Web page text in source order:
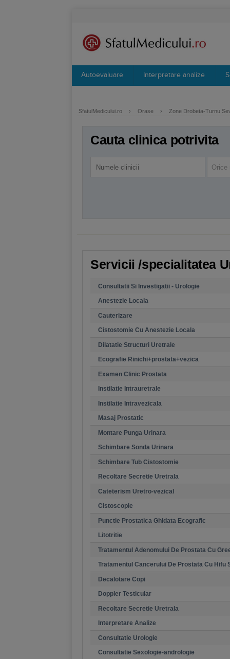
Autoevaluare Interpretare analize
SfatulMedicului.ro › Orase › Zone Drobeta-Turnu
Cauta clinica potrivita
Orice
Servicii /specialitatea
Consultatii Si Investigatii - Urologie
Anestezie Locala
Cauterizare
Cistostomie Cu Anestezie Locala
Dilatatie Structuri Uretrale
Ecografie Rinichi+prostata+vezica
Examen Clinic Prostata
Instilatie Intrauretrale
Instilatie Intravezicala
Masaj Prostatic
Montare Punga Urinara
Schimbare Sonda Urinara
Schimbare Tub Cistostomie
Recoltare Secretie Uretrala
Cateterism Uretro-vezical
Cistoscopie
Punctie Prostatica Ghidata Ecografic
Litotritie
Tratamentul Adenomului De Prostata Cu
Tratamentul Cancerului De Prostata Cu Hifu
Decalotare Copi
Doppler Testicular
Recoltare Secretie Uretrala
Interpretare Analize
Consultatie Urologie
Consultatie Sexologie-andrologie